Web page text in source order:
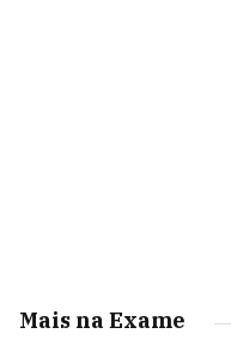
Mais na Exame